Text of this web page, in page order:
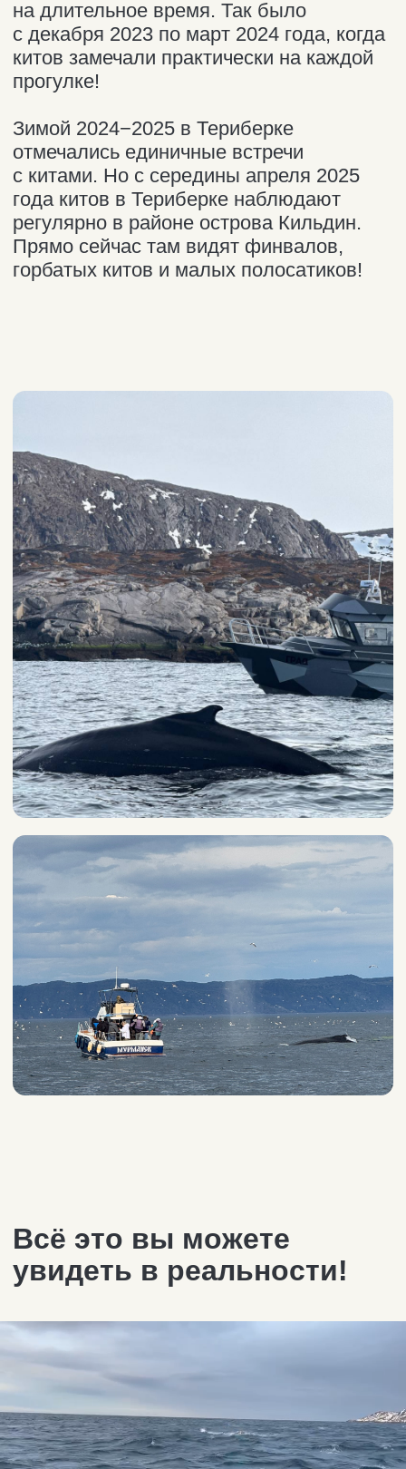
увидеть в реальности!
Мурманская область — ближайший
к Москве регион, где можно увидеть
китов в дикой природе! Всего 2,5 часа
на самолёте и 2 часа на автомобиле, —
и вы выходите в открытое море, где
осуществляется ваша большая мечта
о встрече с самыми загадочными
существами на планете!
Эмоции, которые испытывают люди при
встрече с китами, невозможно описать
словами. За этим стоит отправиться на
край земли.
Наблюдаем горбатых
китов и малых
полосатиков
10 000₽
4 часа
7 000₽
5 000₽